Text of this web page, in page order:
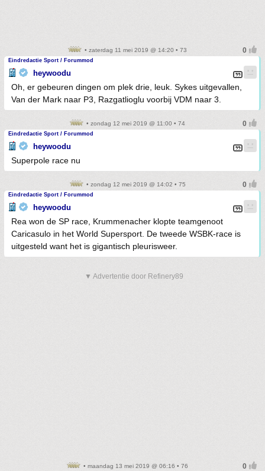
• zaterdag 11 mei 2019 @ 14:20 • 73
Eindredactie Sport / Forummod
heywoodu
Oh, er gebeuren dingen om plek drie, leuk. Sykes uitgevallen,
Van der Mark naar P3, Razgatlioglu voorbij VDM naar 3.
• zondag 12 mei 2019 @ 11:00 • 74
Eindredactie Sport / Forummod
heywoodu
Superpole race nu
• zondag 12 mei 2019 @ 14:02 • 75
Eindredactie Sport / Forummod
heywoodu
Rea won de SP race, Krummenacher klopte teamgenoot
Caricasulo in het World Supersport. De tweede WSBK-race is
uitgesteld want het is gigantisch pleurisweer.
▼ Advertentie door Refinery89
• maandag 13 mei 2019 @ 06:16 • 76